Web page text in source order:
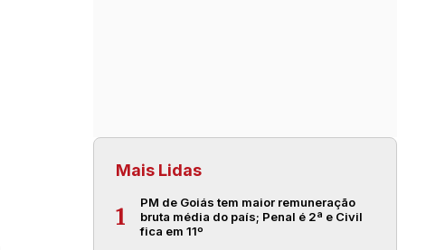
Mais Lidas
1
PM de Goiás tem maior remuneração
bruta média do país; Penal é 2ª e Civil
fica em 11º